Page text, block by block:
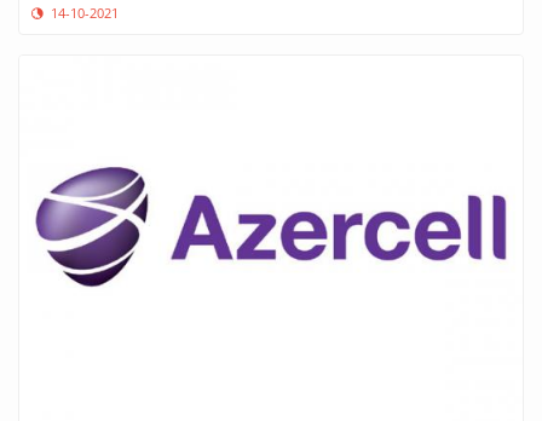
14-10-2021